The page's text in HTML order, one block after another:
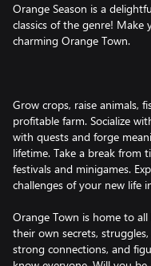
Orange Season is a
classics of the genre!
charming Orange Town.
Grow crops, raise animals,
profitable farm. Socialize
with quests and forge
lifetime. Take a break
festivals and minigames.
challenges of your new life
Orange Town is home to
their own secrets,
strong connections, and